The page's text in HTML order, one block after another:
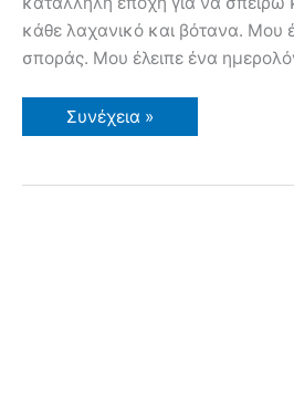
κάθε λαχανικό και βότανα. Μου
σποράς. Μου έλειπε ένα
Συνέχεια »